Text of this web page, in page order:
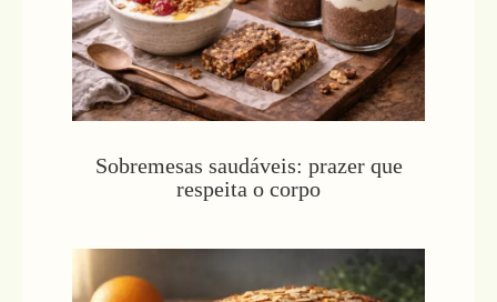
Sobremesas saudáveis: prazer que
respeita o corpo